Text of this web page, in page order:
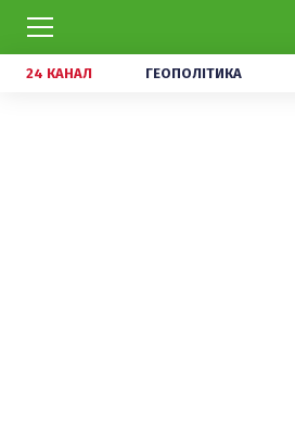
24 КАНАЛ ГЕОПОЛІТИКА